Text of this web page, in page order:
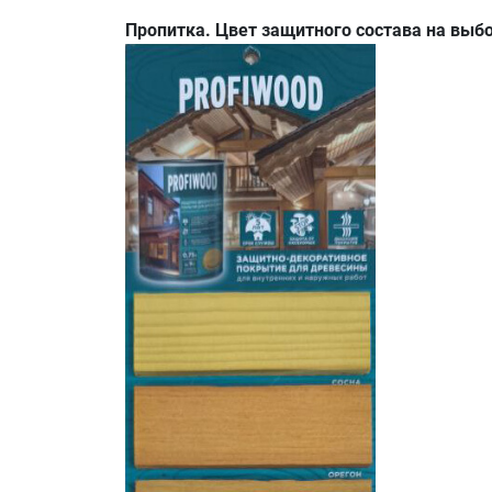
Пропитка. Цвет защитного состава на